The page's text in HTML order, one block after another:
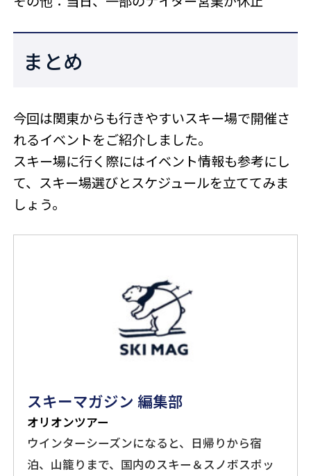
まとめ
今回は関東からも行きやすいスキー場で開催さ
れるイベントをご紹介しました。
スキー場に行く際にはイベント情報も参考にし
て、スキー場選びとスケジュールを立ててみま
しょう。
スキーマガジン 編集部
オリオンツアー
ウインターシーズンになると、日帰りから宿
泊、山籠りまで、国内のスキー＆スノボスポッ